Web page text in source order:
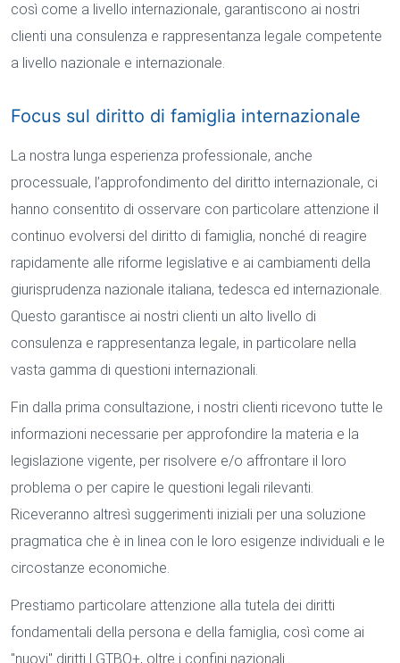
così come a livello internazionale, garantiscono ai nostri
clienti una consulenza e rappresentanza legale competente
a livello nazionale e internazionale.
Focus sul diritto di famiglia internazionale
La nostra lunga esperienza professionale, anche
processuale, l’approfondimento del diritto internazionale, ci
hanno consentito di osservare con particolare attenzione il
continuo evolversi del diritto di famiglia, nonché di reagire
rapidamente alle riforme legislative e ai cambiamenti della
giurisprudenza nazionale italiana, tedesca ed internazionale.
Questo garantisce ai nostri clienti un alto livello di
consulenza e rappresentanza legale, in particolare nella
vasta gamma di questioni internazionali.
Fin dalla prima consultazione, i nostri clienti ricevono tutte le
informazioni necessarie per approfondire la materia e la
legislazione vigente, per risolvere e/o affrontare il loro
problema o per capire le questioni legali rilevanti.
Riceveranno altresì suggerimenti iniziali per una soluzione
pragmatica che è in linea con le loro esigenze individuali e le
circostanze economiche.
Prestiamo particolare attenzione alla tutela dei diritti
fondamentali della persona e della famiglia, così come ai
"nuovi" diritti LGTBQ+, oltre i confini nazionali.